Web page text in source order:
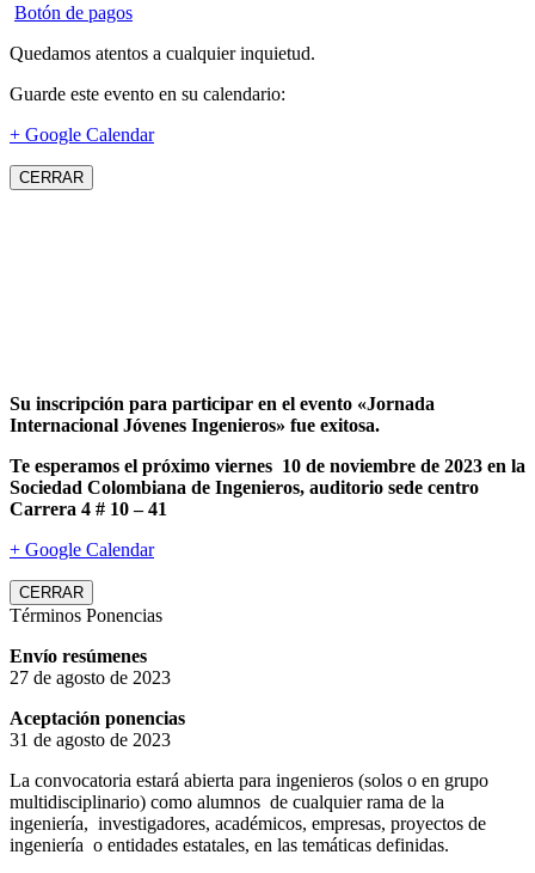
Botón de pagos
Quedamos atentos a cualquier inquietud.
Guarde este evento en su calendario:
+ Google Calendar
CERRAR
Su inscripción para participar en el evento «Jornada
Internacional Jóvenes Ingenieros» fue exitosa.
Te esperamos el próximo viernes 10 de noviembre de 2023 en la
Sociedad Colombiana de Ingenieros, auditorio sede centro
Carrera 4 # 10 – 41
+ Google Calendar
CERRAR
Términos Ponencias
Envío resúmenes
27 de agosto de 2023
Aceptación ponencias
31 de agosto de 2023
La convocatoria estará abierta para ingenieros (solos o en grupo
multidisciplinario) como alumnos de cualquier rama de la
ingeniería, investigadores, académicos, empresas, proyectos de
ingeniería o entidades estatales, en las temáticas definidas.